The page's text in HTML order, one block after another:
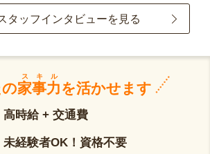
タッフインタビューを見る
家事力
スキル
を活かせます
高時給 + 交通費
未経験者OK！資格不要